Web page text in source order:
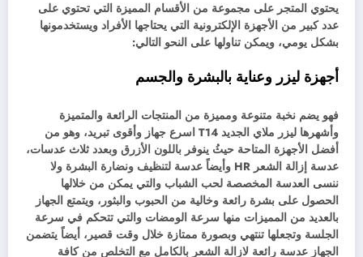
يحتوي المتجر على مجموعة من الأقسام المميزة التي تحتوي على
عدد كبير من الأجهزة الإلكترونية التي يحتاجها الأفراد ويستخدمونها
بشكل يومي، ويمكن تناولها على النحو التالي:
أجهزة ليزر وعناية بالبشرة والجسم
فهو يضم نخبة متنوعة ومميزة من المنتجات الرائعة والمتميزة
وأشهرها ليزر ملاي الجديد T14 اسرع جهاز وأقوى تبريد، وهو من
أفضل الأجهزة المتاحة حيثُ ينوفر باللون الأزرق وبعدد ثلاث عدسات،
عدسة إزالة الشعر HR وأيضاً عدسة لتنظيف ونضارة البشرة ولا
ننسى العدسة المخصصة لحب الشباب والتي يمكن من خلالها
الحصول على بشرة رائعة وخالية من الحبوب والبثور، ويتمتع الجهاز
بالعديد من المميزات منها سرعة الومضات والتي تتحكم في سرعة
الجلسة وتجعلها تنتهي وبصورة ممتازة خلال وقت قصير، أيضاً يتضمن
الجهاز عدسة رائعة لازالة الشعر بالكامل مع التخلص من كافة